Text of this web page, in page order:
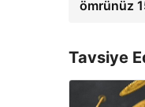
ömrünüz
Tavsiye